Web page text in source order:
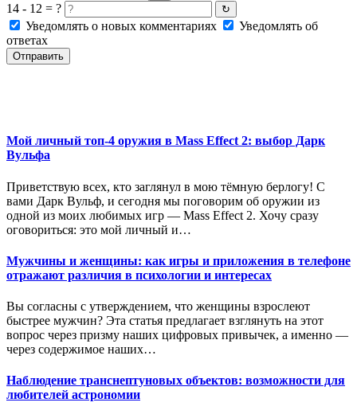
14 - 12 = ? ↻
Уведомлять о новых комментариях
Уведомлять об
ответах
Отправить
Мой личный топ-4 оружия в Mass Effect 2: выбор Дарк
Вульфа
Приветствую всех, кто заглянул в мою тёмную берлогу! С
вами Дарк Вульф, и сегодня мы поговорим об оружии из
одной из моих любимых игр — Mass Effect 2. Хочу сразу
оговориться: это мой личный и…
Мужчины и женщины: как игры и приложения в телефоне
отражают различия в психологии и интересах
Вы согласны с утверждением, что женщины взрослеют
быстрее мужчин? Эта статья предлагает взглянуть на этот
вопрос через призму наших цифровых привычек, а именно —
через содержимое наших…
Наблюдение транснептуновых объектов: возможности для
любителей астрономии